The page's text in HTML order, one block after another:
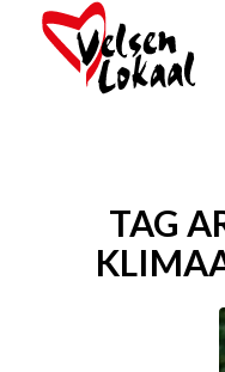
TAG